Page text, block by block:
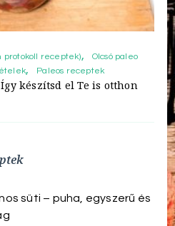
receptek)
Olcsó paleo
Paleos receptek
készítsd el Te is otthon
süti – puha, egyszerű és